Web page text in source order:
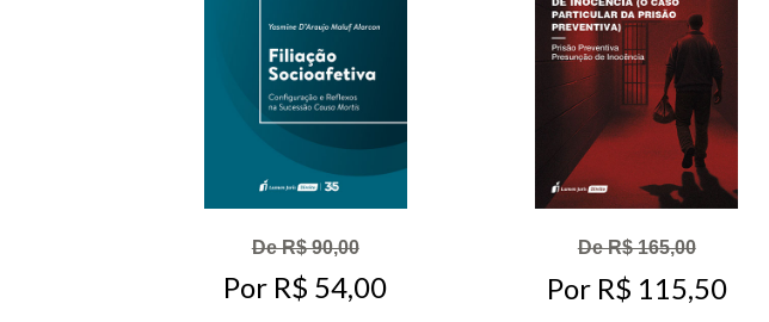
De R$ 90,00
Por R$ 54,00
De R$ 165,00
Por R$ 115,50